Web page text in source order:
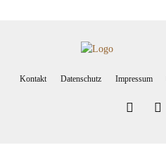
Kontakt Datenschutz Impressum